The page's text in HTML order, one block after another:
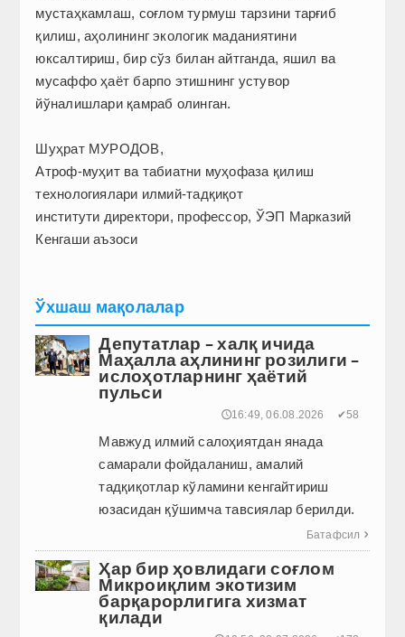
мустаҳкамлаш, соғлом турмуш тарзини тарғиб
қилиш, аҳолининг экологик маданиятини
юксалтириш, бир сўз билан айтганда, яшил ва
мусаффо ҳаёт барпо этишнинг устувор
йўналишлари қамраб олинган.
Шуҳрат МУРОДОВ,
Атроф-муҳит ва табиатни муҳофаза қилиш
технологиялари илмий-тадқиқот
институти директори, профессор, ЎЭП Марказий
Кенгаши аъзоси
Ўхшаш мақолалар
Депутатлар – халқ ичида
Маҳалла аҳлининг розилиги –
ислоҳотларнинг ҳаётий
пульси
🕔16:49, 06.08.2026 ✔58
Мавжуд илмий салоҳиятдан янада
самарали фойдаланиш, амалий
тадқиқотлар кўламини кенгайтириш
юзасидан қўшимча тавсиялар берилди.
Батафсил 
Ҳар бир ҳовлидаги соғлом
Микроиқлим экотизим
барқарорлигига хизмат
қилади